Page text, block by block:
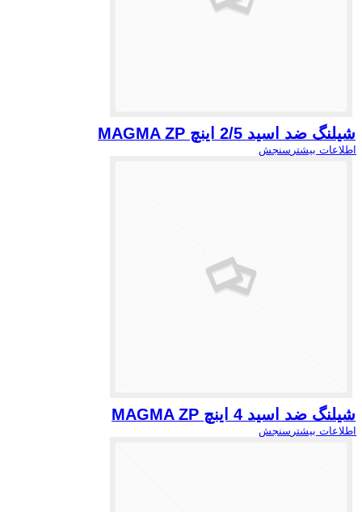
شیلنگ ضد اسید 2/5 اینچ MAGMA ZP
اطلاعات بیشتر سنجش
شیلنگ ضد اسید 4 اینچ MAGMA ZP
اطلاعات بیشتر سنجش